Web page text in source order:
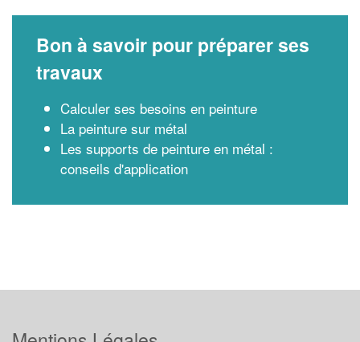
Bon à savoir pour préparer ses
travaux
Calculer ses besoins en peinture
La peinture sur métal
Les supports de peinture en métal :
conseils d'application